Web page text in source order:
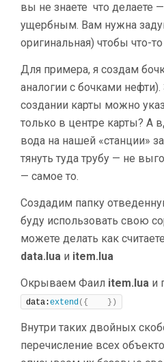
вы не знаете что делаете
ущербным. Вам нужна
оригинальная) чтобы что-то
Для примера, я создам
аналогии с бочками
создании карты можно
только в центре карты? А
вода на нашей «станции»
тянуть туда трубу — не
— самое то.
Создадим папку
буду использовать свою
можете делать как
data.lua и item.lua
Окрываем Фаил item.lua и
data:extend({ })
Внутри таких двойных
перечисление всех